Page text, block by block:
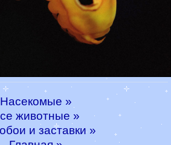
Насекомые »
животные »
и заставки »
на 2022 год